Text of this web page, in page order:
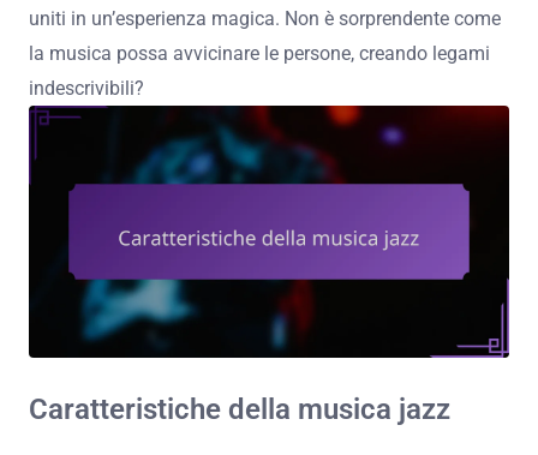
uniti in un’esperienza magica. Non è sorprendente come
la musica possa avvicinare le persone, creando legami
indescrivibili?
Caratteristiche della musica jazz